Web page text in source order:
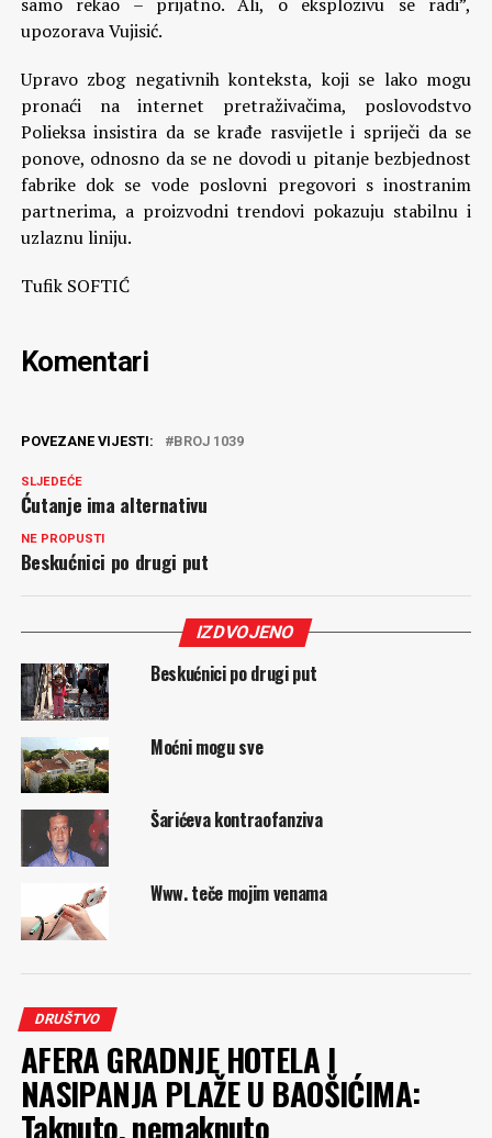
upozorava Vujisić.
Upravo zbog negativnih konteksta, koji se lako mogu
pronaći na internet pretraživačima, poslovodstvo
Polieksa insistira da se krađe rasvijetle i spriječi da se
ponove, odnosno da se ne dovodi u pitanje bezbjednost
fabrike dok se vode poslovni pregovori s inostranim
partnerima, a proizvodni trendovi pokazuju stabilnu i
uzlaznu liniju.
Tufik SOFTIĆ
Komentari
POVEZANE VIJESTI: BROJ 1039
SLJEDEĆE
Ćutanje ima alternativu
NE PROPUSTI
Beskućnici po drugi put
IZDVOJENO
Beskućnici po drugi put
Moćni mogu sve
Šarićeva kontraofanziva
Www. teče mojim venama
DRUŠTVO
AFERA GRADNJE HOTELA I
NASIPANJA PLAŽE U BAOŠIĆIMA:
Taknuto, nemaknuto